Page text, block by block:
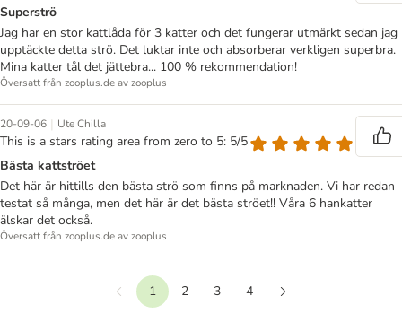
Superströ
Jag har en stor kattlåda för 3 katter och det fungerar utmärkt sedan jag
upptäckte detta strö. Det luktar inte och absorberar verkligen superbra.
Mina katter tål det jättebra... 100 % rekommendation!
Översatt från zooplus.de av zooplus
20-09-06 | Ute Chilla
This is a stars rating area from zero to 5: 5/5
Bästa kattströet
Det här är hittills den bästa strö som finns på marknaden. Vi har redan
testat så många, men det här är det bästa ströet!! Våra 6 hankatter
älskar det också.
Översatt från zooplus.de av zooplus
Föregående
1 2 3
4